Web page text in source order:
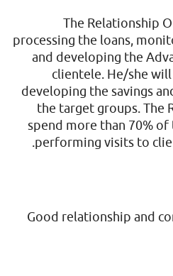
The Relationship
processing the loans,
and developing the
clientele. He/she
developing the savings
the target groups. The
spend more than 70%
performing visits to
Good relationship and